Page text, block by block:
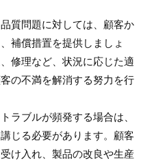
質問題に対しては、顧客か
補償措置を提供しましょ
修理など、状況に応じた適
の不満を解消する努力を行
ラブルが頻発する場合は、
じる必要があります。顧客
け入れ、製品の改良や生産